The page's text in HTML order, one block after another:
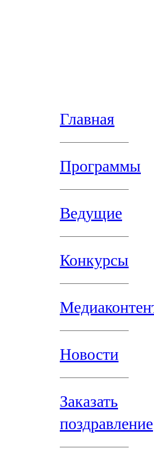
Главная
Программы
Ведущие
Конкурсы
Новости
Заказать
поздравление